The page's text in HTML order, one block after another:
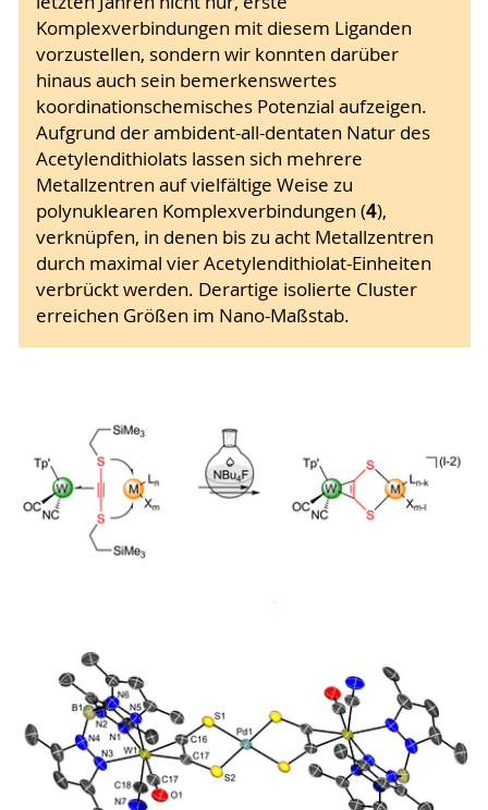
Komplexverbindungen mit diesem Liganden
vorzustellen, sondern wir konnten darüber
hinaus auch sein bemerkenswertes
koordinationschemisches Potenzial aufzeigen.
Aufgrund der ambident-all-dentaten Natur des
Acetylendithiolats lassen sich mehrere
Metallzentren auf vielfältige Weise zu
polynuklearen Komplexverbindungen (4),
verknüpfen, in denen bis zu acht Metallzentren
durch maximal vier Acetylendithiolat-Einheiten
verbrückt werden. Derartige isolierte Cluster
erreichen Größen im Nano-Maßstab.